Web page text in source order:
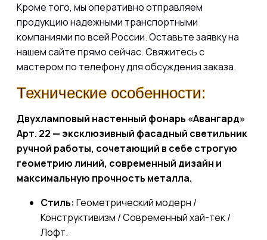
Кроме того, мы оперативно отправляем
продукцию надежными транспортными
компаниями по всей России. Оставьте заявку на
нашем сайте прямо сейчас. Свяжитесь с
мастером по телефону для обсуждения заказа.
Технические особенности:
Двухламповый настенный фонарь «Авангард»
Арт. 22 — эксклюзивный фасадный светильник
ручной работы, сочетающий в себе строгую
геометрию линий, современный дизайн и
максимальную прочность металла.
Стиль: Геометрический модерн /
Конструктивизм / Современный хай-тек /
Лофт.